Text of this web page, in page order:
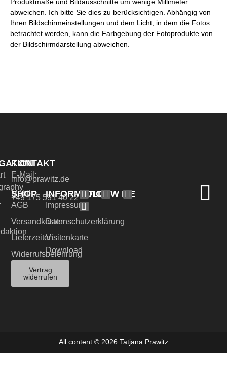
abweichen. Ich bitte Sie dies zu berücksichtigen. Abhängig von
Ihren Bildschirmeinstellungen und dem Licht, in dem die Fotos
betrachtet werden, kann die Farbgebung der Fotoprodukte von
der Bildschirmdarstellung abweichen.
KONTAKT
E-Mail:
info@prawitz.de
Mobil:
+49 175 591 40 22
SHOP
AGB
Versandkosten
Lieferzeiten
Widerrufsbelehrung
Vertrag
widerrufen
INFORMATION
Impressum
Datenschutzerklärung
Visitenkarte
Download
FOLLOW ME
All content © 2026 Tatjana Prawitz